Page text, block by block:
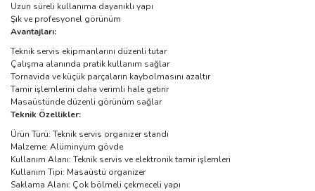
Uzun süreli kullanıma dayanıklı yapı
Şık ve profesyonel görünüm
Avantajları:
Teknik servis ekipmanlarını düzenli tutar
Çalışma alanında pratik kullanım sağlar
Tornavida ve küçük parçaların kaybolmasını azaltır
Tamir işlemlerini daha verimli hale getirir
Masaüstünde düzenli görünüm sağlar
Teknik Özellikler:
Ürün Türü: Teknik servis organizer standı
Malzeme: Alüminyum gövde
Kullanım Alanı: Teknik servis ve elektronik tamir işlemleri
Kullanım Tipi: Masaüstü organizer
Saklama Alanı: Çok bölmeli çekmeceli yapı